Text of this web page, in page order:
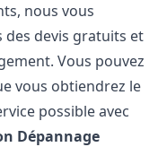
nous vous
des devis gratuits et
Vous pouvez
vous obtiendrez le
possible avec
Dépannage